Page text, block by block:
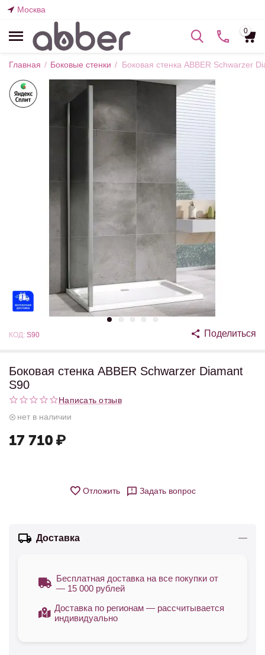
Москва
0
Главная / Боковые стенки / Боковая стенка ABBER Schwarzer
КОД: S90 Поделиться
Боковая стенка ABBER Schwarzer Diamant
S90
Написать отзыв
нет в наличии
17 710 ₽
Отложить Задать вопрос
Доставка
Бесплатная доставка на все покупки от
— 15 000 рублей
Доставка по регионам — рассчитывается
индивидуально